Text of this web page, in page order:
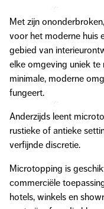
Met zijn
voor het moderne huis
gebied van
elke omgeving uniek te
minimale, moderne
fungeert.
Anderzijds leent
rustieke of antieke
verfijnde discretie.
Microtopping is
commerciële
hotels, winkels en